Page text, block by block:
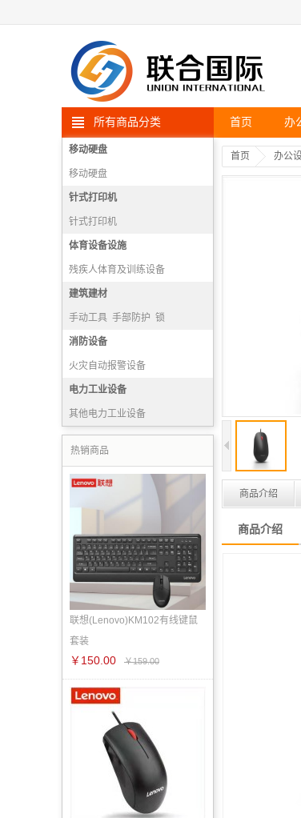
所有商品分类 首页 办
移动硬盘
移动硬盘
针式打印机
针式打印机
体育设备设施
残疾人体育及训练设备
散打、武术设备
跳水设备
建筑建材
手动工具 手部防护 锁
电动工具
消防设备
火灾自动报警设备
消防产品实（试）验设备
灭火药剂 消防宣传装备
电力工业设备
其他电力工业设备
热销商品
联想(Lenovo)KM102有线键鼠
套装
￥150.00 ￥159.00
首页 办公
商品介绍
商品介绍